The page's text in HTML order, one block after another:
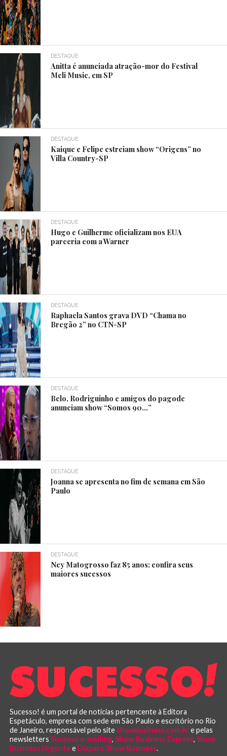
DESTAQUE
Anitta é anunciada atração-mor do Festival
Meli Music, em SP
DESTAQUE
Kaique e Felipe estreiam show “Origens” no
Villa Country-SP
DESTAQUE
Hugo e Guilherme oficializam nos EUA
parceria com a Warner
DESTAQUE
Raphaela Santos grava DVD “Chama no
Bregão 2” no CTN-SP
DESTAQUE
Belo, Rodriguinho e amigos do pagode
anunciam show “Somos 90…”
DESTAQUE
Joanna se apresenta no fim de semana em São
Paulo
DESTAQUE
Ney Matogrosso faz 85 anos; confira seus
maiores sucessos
Sucesso! é um portal de notícias pertencente à Editora
Espetáculo, empresa com sede em São Paulo e escritório no Rio
de Janeiro, responsável pelo site showbusiness.com.bre pelas
newsletters Sucesso e-mailing, Show Business Express, Show
Business Urgentee Disparo Show Business.